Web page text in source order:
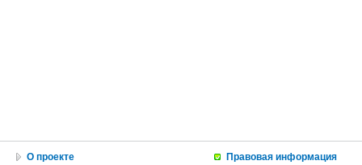
О проекте Правовая информация